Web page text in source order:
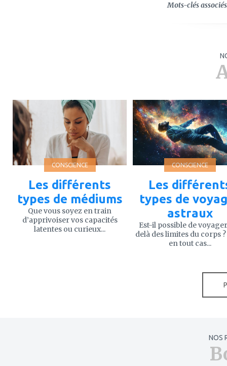
Mots-clés
à
mes
favoris
CONSCIENCE
Les différents
types de médiums
Que vous soyez en train
d’apprivoiser vos capacités
latentes ou curieux...
à
mes
favoris
CONSCIENCE
Les
types de
astraux
Est-il possible de
delà des limites du corps ?
en tout cas...
NOS